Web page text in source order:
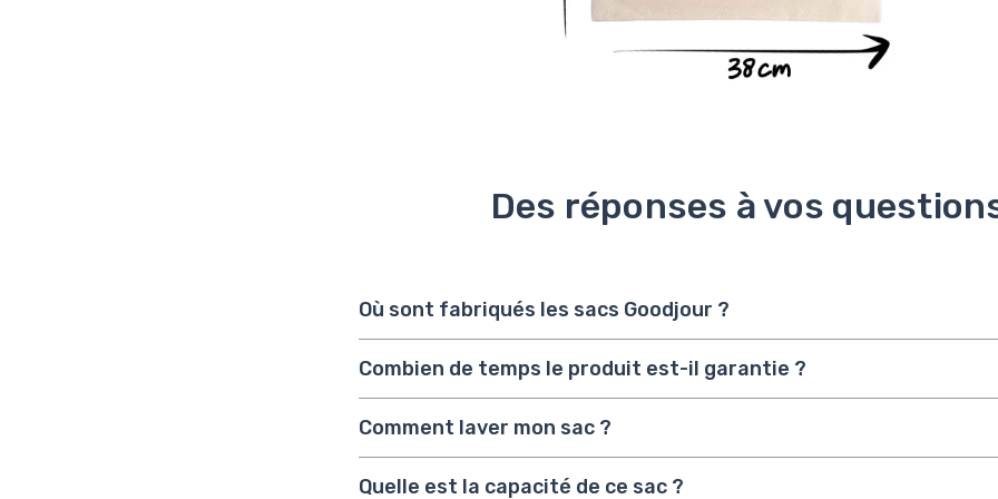
Des réponses à vos
Où sont fabriqués les sacs Goodjour ?
Combien de temps le produit est-il garantie ?
Comment laver mon sac ?
Quelle est la capacité de ce sac ?